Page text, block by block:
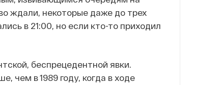
ждали, некоторые даже до трех
в 21:00, но если кто-то приходил
беспрецедентной явки.
чем в 1989 году, когда в ходе